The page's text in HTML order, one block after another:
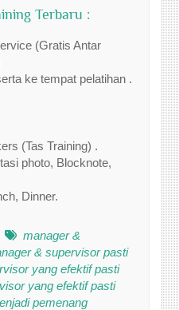
Terbaru :
(Gratis Antar
ke tempat pelatihan .
(Tas Training) .
photo, Blocknote,
Dinner.
manager &
& supervisor pasti
yang efektif pasti
yang efektif pasti
pemenang